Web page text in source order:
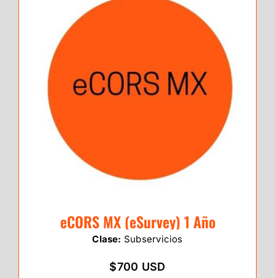
eCORS MX (eSurvey) 1 Año
Clase: Subservicios
$700 USD